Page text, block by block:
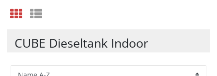
CUBE Dieseltank Indoor